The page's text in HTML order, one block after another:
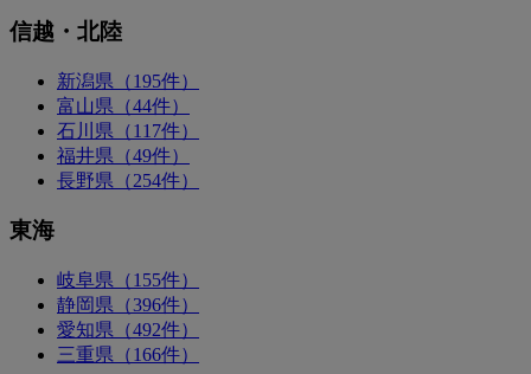
信越・北陸
新潟県（195件）
富山県（44件）
石川県（117件）
福井県（49件）
長野県（254件）
東海
岐阜県（155件）
静岡県（396件）
愛知県（492件）
三重県（166件）